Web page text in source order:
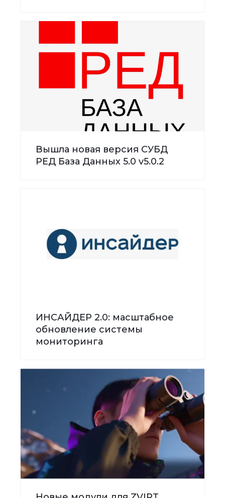
Вышла новая версия СУБД
РЕД База Данных 5.0 v5.0.2
ИНСАЙДЕР 2.0: масштабное
обновление системы
мониторинга